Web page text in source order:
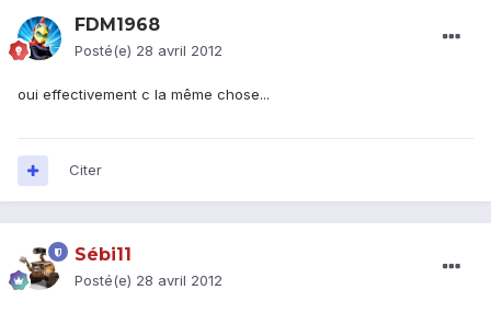
FDM1968
Posté(e) 28 avril 2012
oui effectivement c la même chose...
Citer
Sébi11
Posté(e) 28 avril 2012